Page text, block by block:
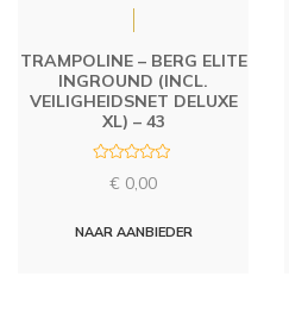
TRAMPOLINE – BERG ELITE
INGROUND (INCL.
VEILIGHEIDSNET DELUXE
XL) – 43
d
€ 0,00
NAAR AANBIEDER